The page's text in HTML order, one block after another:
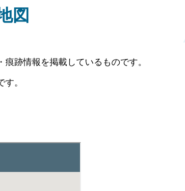
図
跡情報を掲載しているものです。
。